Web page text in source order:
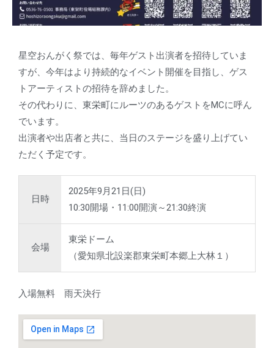
星空おんがく祭では、毎年ゲスト出演者を招待していま
すが、今年はより持続的なイベント開催を目指し、ゲス
トアーティストの招待を辞めました。
その代わりに、 東栄町にルーツのあるゲストをMCに呼ん
でいます。
出演者や出店者と共に、当日のステージを盛り上げてい
ただく予定です。
日時
2025年9月21日(日)
10:30開場・11:00開演～21:30終演
会場
東栄ドーム
（愛知県北設楽郡東栄町本郷上大林１）
入場無料 雨天決行